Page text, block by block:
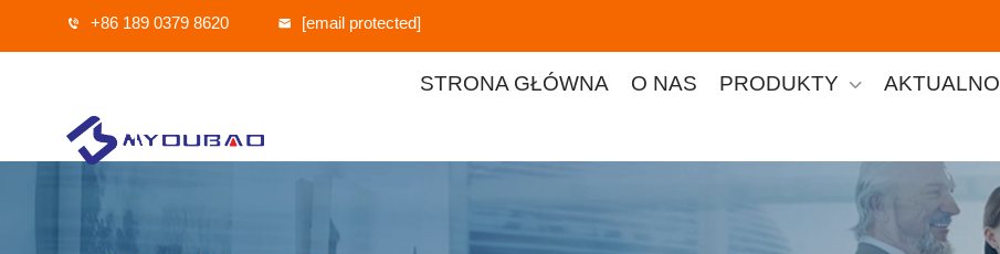
+86 189 0379 8620 [email protected]
STRONA GŁÓWNA O NAS PRODUKTY